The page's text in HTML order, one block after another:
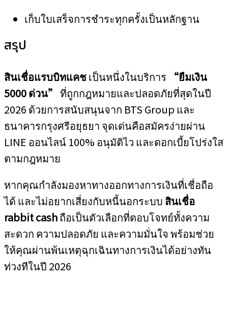
เก็บใบเสร็จการชำระทุกครั้งเป็นหลักฐาน
สรุป
สินเชื่อแรบบิทแคชเป็นหนึ่งในบริการ “ยืมเงิน
5000 ด่วน” ที่ถูกกฎหมายและปลอดภัยที่สุดในปี
2026 ด้วยการสนับสนุนจาก BTS Group และ
ธนาคารกรุงศรีอยุธยา จุดเด่นคือสมัครง่ายผ่าน
LINE ออนไลน์ 100% อนุมัติไว และดอกเบี้ยโปร่งใส
ตามกฎหมาย
หากคุณกำลังมองหาทางออกทางการเงินที่เชื่อถือ
ได้ และไม่อยากเสี่ยงกับหนี้นอกระบบ สินเชื่อ
rabbit cashถือเป็นตัวเลือกที่ตอบโจทย์ทั้งความ
สะดวก ความปลอดภัย และความมั่นใจ พร้อมช่วย
ให้คุณผ่านพ้นเหตุฉุกเฉินทางการเงินได้อย่างทัน
ท่วงทีในปี 2026